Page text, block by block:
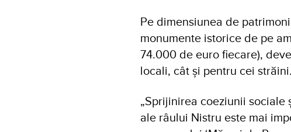
Pe dimensiunea de
monumente istorice de pe
74.000 de euro fiecare),
locali, cât și pentru cei străini.
„Sprijinirea coeziunii
ale râului Nistru este mai